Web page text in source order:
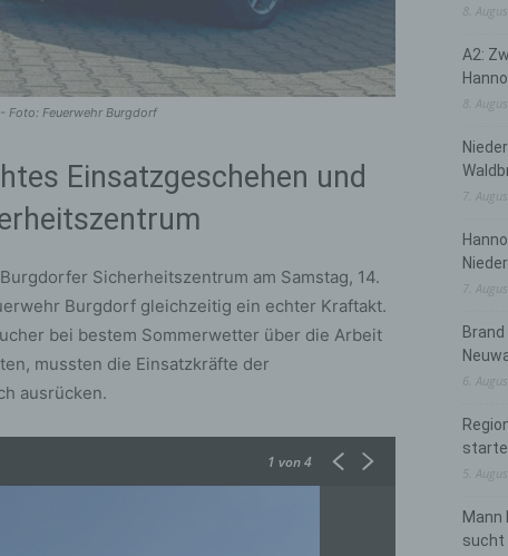
Foto: Feuerwehr Burgdorf
Einsatzgeschehen und
Sicherheitszentrum am Samstag, 14.
Burgdorf gleichzeitig ein echter Kraftakt.
bei bestem Sommerwetter über die Arbeit
mussten die Einsatzkräfte der
ausrücken.
1 von 4
8.
A2:
8.
7.
7.
6.
5.
Mann
sucht